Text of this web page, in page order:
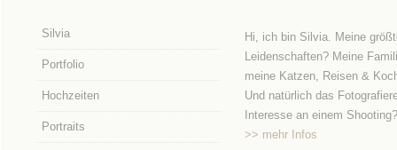
Silvia
Portfolio
Hochzeiten
Portraits
Hi, ich bin Silvia. Meine
Leidenschaften? Meine
meine Katzen, Reisen &
Und natürlich das
Interesse an einem Shooting?
>> mehr Infos